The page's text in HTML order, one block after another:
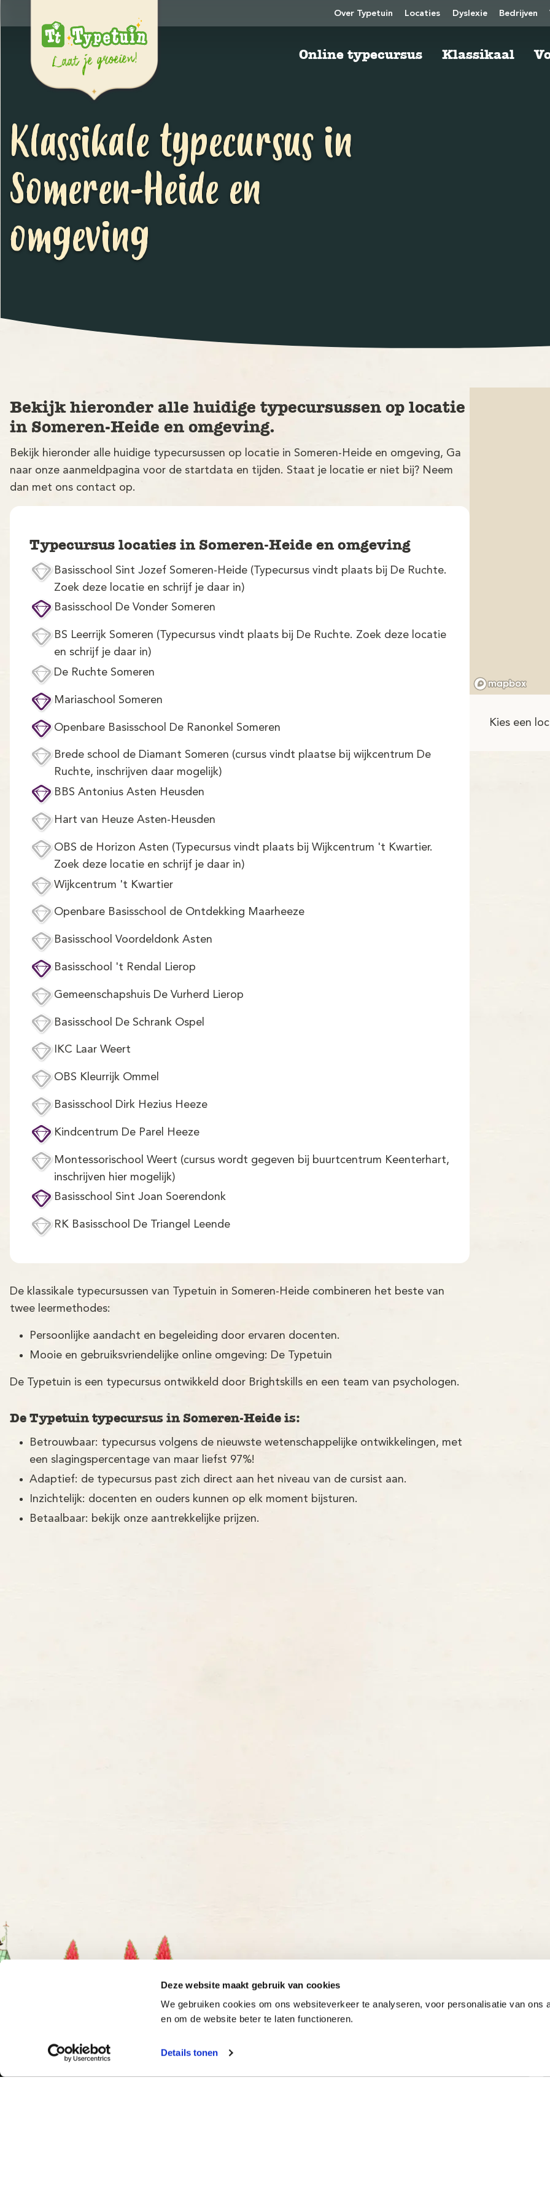
Deze website maakt gebruik van cookies
We gebruiken cookies om ons websiteverkeer te analyseren, voor personalisatie van ons
en om de website beter te laten functioneren.
Details tonen
Over Typetuin Locaties Dyslexie Bedrijven
Online typecursus Klassikaal
Klassikale typecursus in
Someren-Heide en
omgeving
Bekijk hieronder alle huidige typecursussen op locatie
in Someren-Heide en omgeving.
Bekijk hieronder alle huidige typecursussen op locatie in Someren-Heide en omgeving, Ga
naar onze aanmeldpagina voor de startdata en tijden. Staat je locatie er niet bij? Neem
dan met ons contact op.
Typecursus locaties in Someren-Heide en omgeving
Basisschool Sint Jozef Someren-Heide (Typecursus vindt plaats bij De Ruchte.
Zoek deze locatie en schrijf je daar in)
Basisschool De Vonder Someren
BS Leerrijk Someren (Typecursus vindt plaats bij De Ruchte. Zoek deze locatie
en schrijf je daar in)
De Ruchte Someren
Mariaschool Someren
Openbare Basisschool De Ranonkel Someren
Brede school de Diamant Someren (cursus vindt plaatse bij wijkcentrum De
Ruchte, inschrijven daar mogelijk)
BBS Antonius Asten Heusden
Hart van Heuze Asten-Heusden
OBS de Horizon Asten (Typecursus vindt plaats bij Wijkcentrum 't Kwartier.
Zoek deze locatie en schrijf je daar in)
Wijkcentrum 't Kwartier
Openbare Basisschool de Ontdekking Maarheeze
Basisschool Voordeldonk Asten
Basisschool 't Rendal Lierop
Gemeenschapshuis De Vurherd Lierop
Basisschool De Schrank Ospel
IKC Laar Weert
OBS Kleurrijk Ommel
Basisschool Dirk Hezius Heeze
Kindcentrum De Parel Heeze
Montessorischool Weert (cursus wordt gegeven bij buurtcentrum Keenterhart,
inschrijven hier mogelijk)
Basisschool Sint Joan Soerendonk
RK Basisschool De Triangel Leende
De klassikale typecursussen van Typetuin in Someren-Heide combineren het beste van
twee leermethodes:
Persoonlijke aandacht en begeleiding door ervaren docenten.
Mooie en gebruiksvriendelijke online omgeving: De Typetuin
De Typetuin is een typecursus ontwikkeld door Brightskills en een team van psychologen.
De Typetuin typecursus in Someren-Heide is:
Betrouwbaar: typecursus volgens de nieuwste wetenschappelijke ontwikkelingen, met
een slagingspercentage van maar liefst 97%!
Adaptief: de typecursus past zich direct aan het niveau van de cursist aan.
Inzichtelijk: docenten en ouders kunnen op elk moment bijsturen.
Betaalbaar: bekijk onze aantrekkelijke prijzen.
Kies een